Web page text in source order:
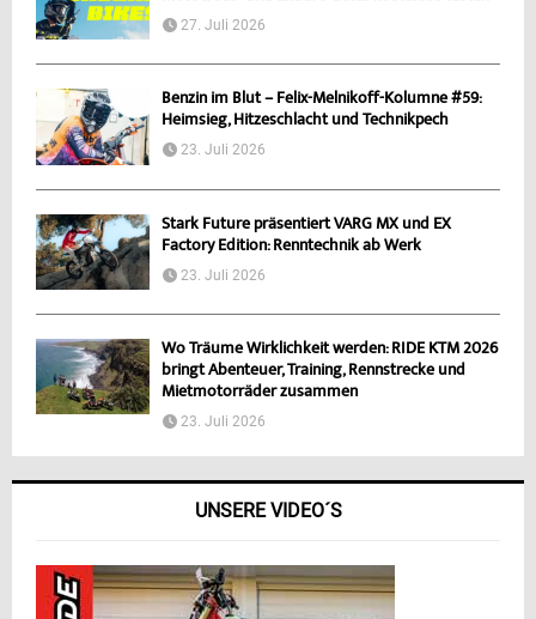
27. Juli 2026
Benzin im Blut – Felix-Melnikoff-Kolumne #59:
Heimsieg, Hitzeschlacht und Technikpech
23. Juli 2026
Stark Future präsentiert VARG MX und EX
Factory Edition: Renntechnik ab Werk
23. Juli 2026
Wo Träume Wirklichkeit werden: RIDE KTM 2026
bringt Abenteuer, Training, Rennstrecke und
Mietmotorräder zusammen
23. Juli 2026
UNSERE VIDEO´S